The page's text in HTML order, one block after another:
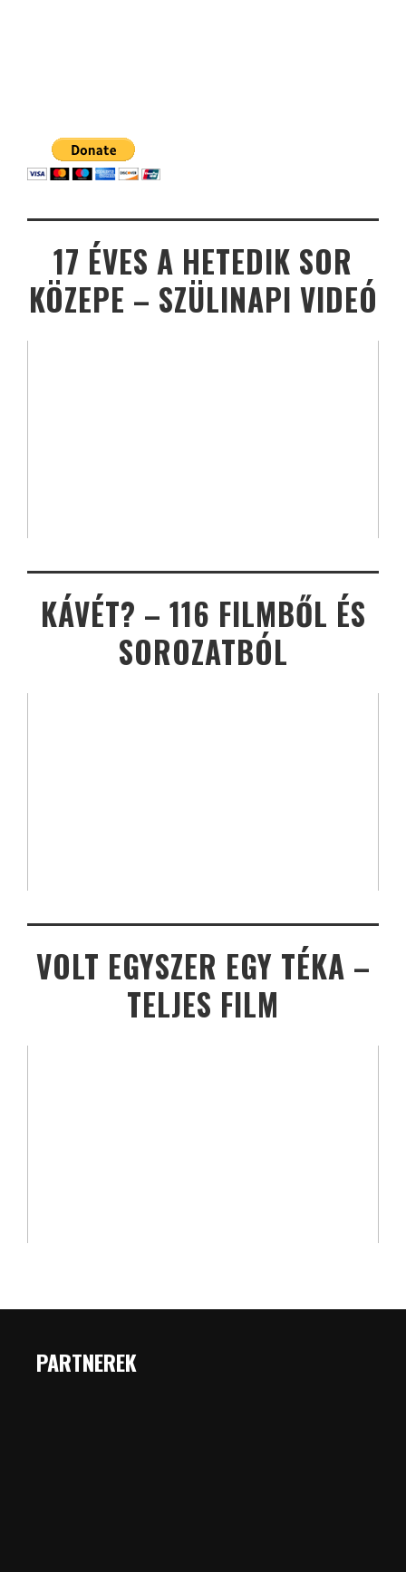
17 ÉVES A HETEDIK SOR
KÖZEPE – SZÜLINAPI VIDEÓ
KÁVÉT? – 116 FILMBŐL ÉS
SOROZATBÓL
VOLT EGYSZER EGY TÉKA –
TELJES FILM
PARTNEREK